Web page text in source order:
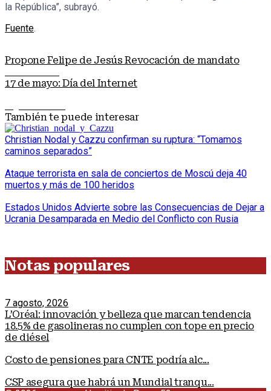
la República”, subrayó.
Fuente.
Propone Felipe de Jesús Revocación de mandato
17 de mayo: Día del Internet
También te puede interesar
Christian Nodal y Cazzu confirman su ruptura: “Tomamos
caminos separados”
Ataque terrorista en sala de conciertos de Moscú deja 40
muertos y más de 100 heridos
Estados Unidos Advierte sobre las Consecuencias de Dejar a
Ucrania Desamparada en Medio del Conflicto con Rusia
Notas populares
7 agosto, 2026
L’Oréal: innovación y belleza que marcan tendencia
18.5% de gasolineras no cumplen con tope en precio
de diésel
Costo de pensiones para CNTE podría alc...
CSP asegura que habrá un Mundial tranqu...